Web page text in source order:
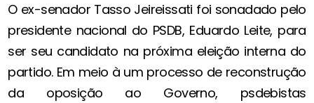
O ex-senador Tasso Jeireissati foi sonadado pelo
presidente nacional do PSDB, Eduardo Leite, para
ser seu candidato na próxima eleição interna do
partido. Em meio à um processo de reconstrução
da oposição ao Governo, psdebistas